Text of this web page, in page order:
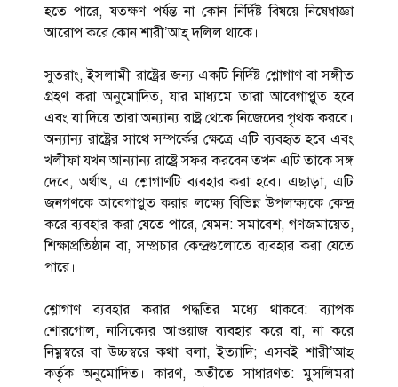
হতে পারে, যতক্ষণ পর্যন্ত না কোন নির্দিষ্ট বিষয়ে নিষেধাজ্ঞা
আরোপ করে কোন শারী’আহ্ দলিল থাকে।
সুতরাং, ইসলামী রাষ্ট্রের জন্য একটি নির্দিষ্ট শ্লোগাণ বা সঙ্গীত
গ্রহণ করা অনুমোদিত, যার মাধ্যমে তারা আবেগাপ্লুত হবে
এবং যা দিয়ে তারা অন্যান্য রাষ্ট্র থেকে নিজেদের পৃথক করবে।
অন্যান্য রাষ্ট্রের সাথে সম্পর্কের ক্ষেত্রে এটি ব্যবহৃত হবে এবং
খলীফা যখন আন্যান্য রাষ্ট্রে সফর করবেন তখন এটি তাকে সঙ্গ
দেবে, অর্থাৎ, এ শ্লোগাণটি ব্যবহার করা হবে। এছাড়া, এটি
জনগণকে আবেগাপ্লুত করার লক্ষ্যে বিভিন্ন উপলক্ষ্যকে কেন্দ্র
করে ব্যবহার করা যেতে পারে, যেমন: সমাবেশ, গণজমায়েত,
শিক্ষাপ্রতিষ্ঠান বা, সম্প্রচার কেন্দ্রগুলোতে ব্যবহার করা যেতে
পারে।
শ্লোগাণ ব্যবহার করার পদ্ধতির মধ্যে থাকবে: ব্যাপক
শোরগোল, নাসিক্যের আওয়াজ ব্যবহার করে বা, না করে
নিম্নস্বরে বা উচ্চস্বরে কথা বলা, ইত্যাদি; এসবই শারী’আহ্
কর্তৃক অনুমোদিত। কারণ, অতীতে সাধারণত: মুসলিমরা